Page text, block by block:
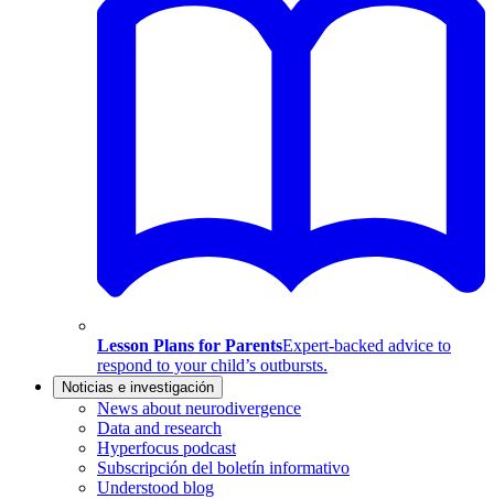
Lesson Plans for ParentsExpert-backed advice to
respond to your child’s outbursts.
Noticias e investigación
News about neurodivergence
Data and research
Hyperfocus podcast
Subscripción del boletín informativo
Understood blog